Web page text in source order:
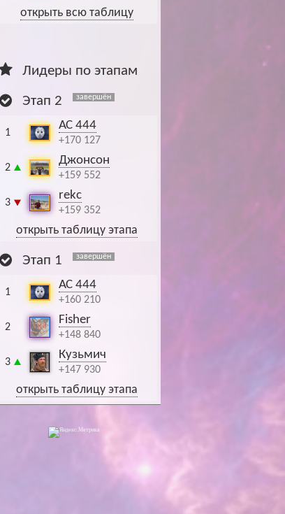
открыть всю таблицу
Лидеры по этапам
Этап 2 завершён
1
АС 444
+170 127
2
Джонсон
+159 552
3
rekc
+159 352
открыть таблицу этапа
Этап 1 завершён
1
АС 444
+160 210
2
Fisher
+148 840
3
Кузьмич
+147 930
открыть таблицу этапа